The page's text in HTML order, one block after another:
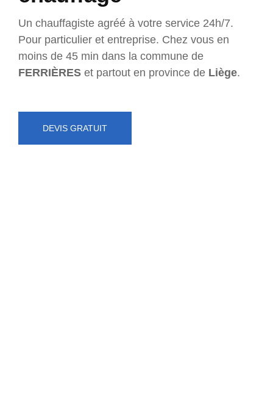
Un chauffagiste agréé à votre service 24h/7.
Pour particulier et entreprise. Chez vous en
moins de 45 min dans la commune de
FERRIÈRES et partout en province de Liège.
DEVIS GRATUIT